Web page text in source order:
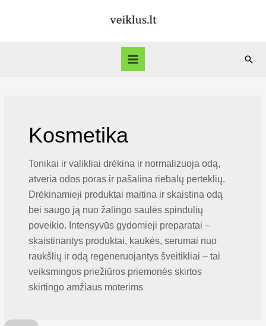
Main
Kosmetika
Tonikai ir valikliai drėkina ir normalizuoja odą,
atveria odos poras ir pašalina riebalų perteklių.
Drėkinamieji produktai maitina ir skaistina odą
bei saugo ją nuo žalingo saulės spindulių
poveikio. Intensyvūs gydomieji preparatai –
skaistinantys produktai, kaukės, serumai nuo
raukšlių ir odą regeneruojantys šveitikliai – tai
veiksmingos priežiūros priemonės skirtos
skirtingo amžiaus moterims